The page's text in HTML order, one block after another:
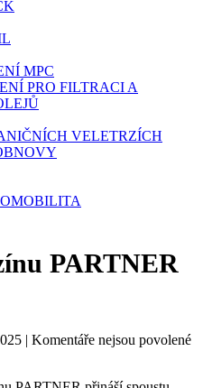
MPC
PRO FILTRACI A
VELETRZÍCH
PARTNER
| Komentáře nejsou povolenéu